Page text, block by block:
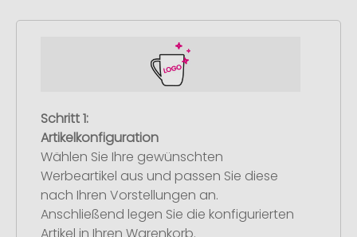
Schritt 1:
Artikelkonfiguration
Wählen Sie Ihre gewünschten
Werbeartikel aus und passen Sie diese
nach Ihren Vorstellungen an.
Anschließend legen Sie die konfigurierten